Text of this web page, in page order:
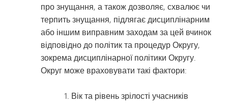
про знущання, а також дозволяє, схвалює чи
терпить знущання, підлягає дисциплінарним
або іншим виправним заходам за цей вчинок
відповідно до політик та процедур Округу,
зокрема дисциплінарної політики Округу.
Округ може враховувати такі фактори:
Вік та рівень зрілості учасників